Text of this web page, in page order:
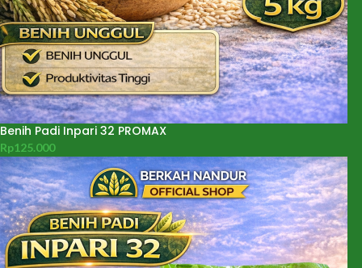
Benih Padi Inpari 32 PROMAX
Rp125.000